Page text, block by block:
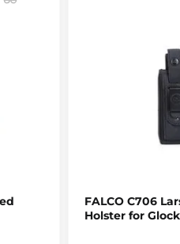
FALCO C706
Holster for